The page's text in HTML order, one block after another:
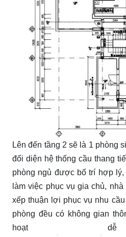
Lên đến tầng 2 sẽ là 1 phòng
đối diện hệ thống cầu thang
phòng ngủ được bố trí hợp
làm việc phục vụ gia chủ,
xếp thuận lợi phục vụ nhu
phòng đều có không gian
hoạt